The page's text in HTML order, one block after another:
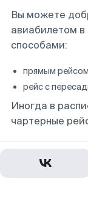
Вы можете
авиабилетом в
способами:
прямым рейсом
рейс с
Иногда в
чартерные